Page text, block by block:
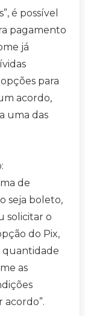
é possível
pagamento
já
para
acordo,
uma das
de
seja boleto,
solicitar o
do Pix,
quantidade
as
acordo”.